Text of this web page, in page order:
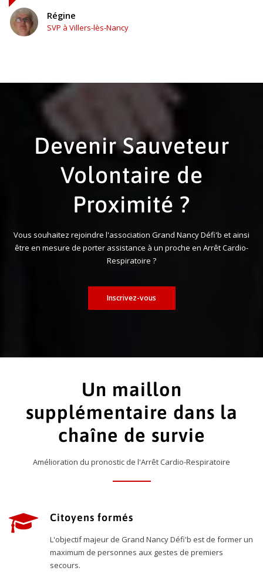
Régine
SVP à Villers-lès-Nancy
Devenir Sauveteur
Volontaire de
Proximité ?
Vous souhaitez rejoindre l'association Grand Nancy Défi'b et ainsi
être en mesure de porter assistance à un proche en Arrêt Cardio-
Respiratoire ?
Inscrivez-vous
Un maillon
supplémentaire dans la
chaîne de survie
Amélioration du pronostic de l'Arrêt Cardio-Respiratoire
Citoyens formés
L'objectif majeur de Grand Nancy Défi'b est de former un
maximum de personnes aux gestes de premiers
secours.